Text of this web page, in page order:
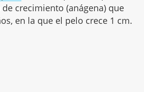
de crecimiento (anágena) que
en la que el pelo crece 1 cm.